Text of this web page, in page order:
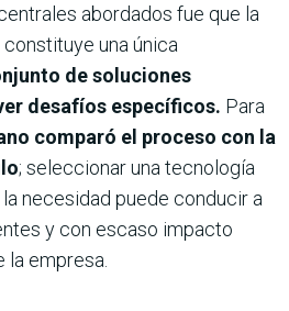
abordados fue que la
una única
de soluciones
desafíos específicos. Para
comparó el proceso con la
; seleccionar una tecnología
necesidad puede conducir a
y con escaso impacto
la empresa.